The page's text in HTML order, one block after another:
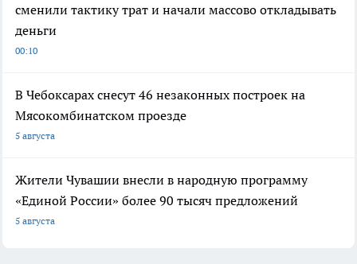
сменили тактику трат и начали массово откладывать
деньги
00:10
В Чебоксарах снесут 46 незаконных построек на
Мясокомбинатском проезде
5 августа
Жители Чувашии внесли в народную программу
«Единой России» более 90 тысяч предложений
5 августа